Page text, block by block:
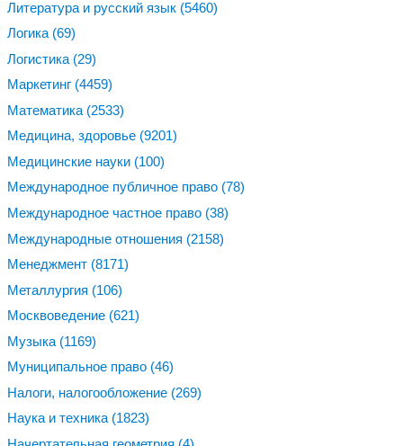
Литература и русский язык (5460)
Логика (69)
Логистика (29)
Маркетинг (4459)
Математика (2533)
Медицина, здоровье (9201)
Медицинские науки (100)
Международное публичное право (78)
Международное частное право (38)
Международные отношения (2158)
Менеджмент (8171)
Металлургия (106)
Москвоведение (621)
Музыка (1169)
Муниципальное право (46)
Налоги, налогообложение (269)
Наука и техника (1823)